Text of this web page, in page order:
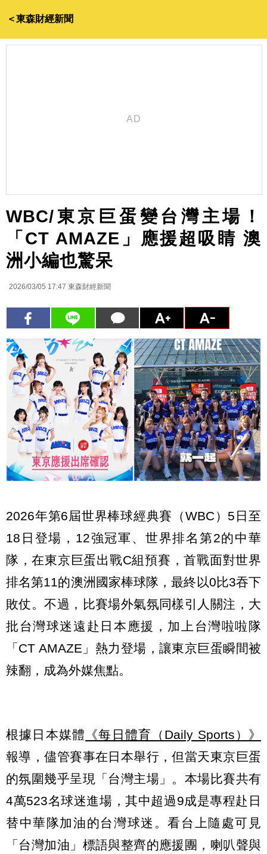
＜東森財經新聞
WBC/東京巨蛋變台灣主場！
「CT AMAZE」應援超吸睛 澳
洲小編也驚呆
2026/03/05 17:47 東森財經新聞
2026年第6屆世界棒球經典賽（WBC）5日至
18日登場，12強冠軍、世界排名第2的中華
隊，在東京巨蛋出戰C組預賽，首戰面對世界
排名第11的澳洲國家棒球隊，最終以0比3吞下
敗仗。不過，比賽場外氣氛同樣引人關注，大
批台灣球迷遠赴日本應援，加上台灣啦啦隊
「CT AMAZE」熱力登場，讓東京巨蛋瞬間被
辣翻，成為外媒焦點。
根據日本媒體 《每日體育（Daily Sports）》
報導，儘管賽事在日本舉行，但當天東京巨蛋
的氛圍幾乎呈現「台灣主場」。本場比賽共有
4萬523名球迷進場，其中超過9成是專程赴日
替中華隊加油的台灣球迷。看台上隨處可見
「台灣加油」標語與整齊的應援團，喇叭聲與